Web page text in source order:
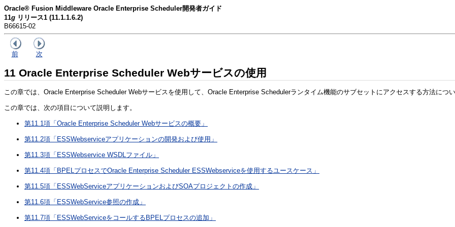
Oracle® Fusion Middleware Oracle Enterprise Scheduler開発者ガイド
11g リリース1 (11.1.1.6.2)
B66615-02
前 次
11 Oracle Enterprise Scheduler Webサービスの使用
この章では、Oracle Enterprise Scheduler Webサービスを使用して、Oracle Enterprise Schedulerランタイム機能のサブセットにアクセスする方法につい
この章では、次の項目について説明します。
第11.1項「Oracle Enterprise Scheduler Webサービスの概要」
第11.2項「ESSWebserviceアプリケーションの開発および使用」
第11.3項「ESSWebservice WSDLファイル」
第11.4項「BPELプロセスでOracle Enterprise Scheduler ESSWebserviceを使用するユースケース」
第11.5項「ESSWebServiceアプリケーションおよびSOAプロジェクトの作成」
第11.6項「ESSWebService参照の作成」
第11.7項「ESSWebServiceをコールするBPELプロセスの追加」